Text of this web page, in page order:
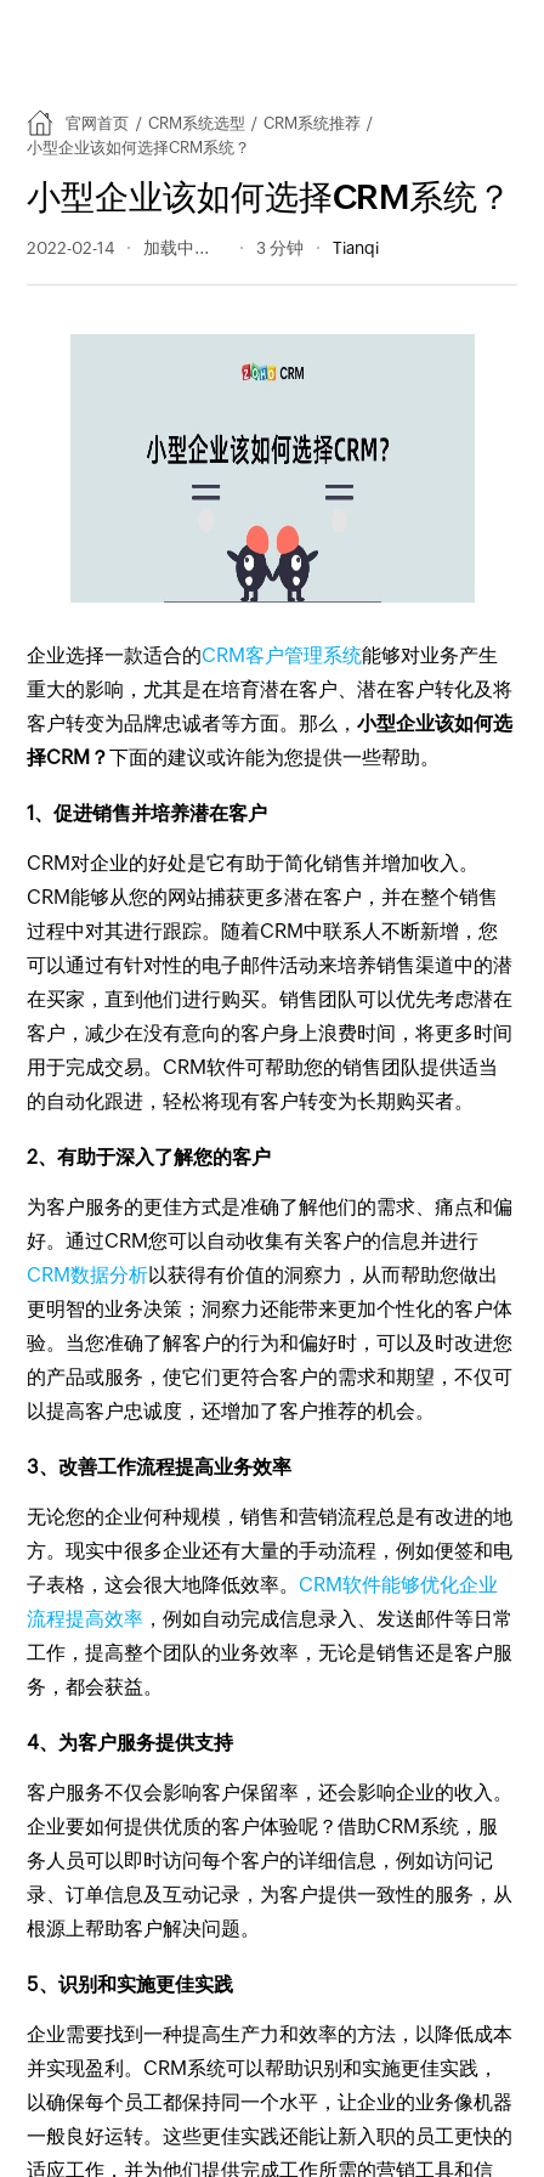
官网首页 / CRM系统选型 / CRM系统推荐 /
小型企业该如何选择CRM系统？
小型企业该如何选择CRM系统？
2022-02-14 328 阅读量 3 分钟 Tianqi
企业选择一款适合的CRM客户管理系统能够对业务产生
重大的影响，尤其是在培育潜在客户、潜在客户转化及将
客户转变为品牌忠诚者等方面。那么，小型企业该如何选
择CRM？下面的建议或许能为您提供一些帮助。
1、促进销售并培养潜在客户
CRM对企业的好处是它有助于简化销售并增加收入。
CRM能够从您的网站捕获更多潜在客户，并在整个销售
过程中对其进行跟踪。随着CRM中联系人不断新增，您
可以通过有针对性的电子邮件活动来培养销售渠道中的潜
在买家，直到他们进行购买。销售团队可以优先考虑潜在
客户，减少在没有意向的客户身上浪费时间，将更多时间
用于完成交易。CRM软件可帮助您的销售团队提供适当
的自动化跟进，轻松将现有客户转变为长期购买者。
2、有助于深入了解您的客户
为客户服务的更佳方式是准确了解他们的需求、痛点和偏
好。通过CRM您可以自动收集有关客户的信息并进行
CRM数据分析以获得有价值的洞察力，从而帮助您做出
更明智的业务决策；洞察力还能带来更加个性化的客户体
验。当您准确了解客户的行为和偏好时，可以及时改进您
的产品或服务，使它们更符合客户的需求和期望，不仅可
以提高客户忠诚度，还增加了客户推荐的机会。
3、改善工作流程提高业务效率
无论您的企业何种规模，销售和营销流程总是有改进的地
方。现实中很多企业还有大量的手动流程，例如便签和电
子表格，这会很大地降低效率。 CRM软件能够优化企业
流程提高效率 ，例如自动完成信息录入、发送邮件等日常
工作，提高整个团队的业务效率，无论是销售还是客户服
务，都会获益。
4、为客户服务提供支持
客户服务不仅会影响客户保留率，还会影响企业的收入。
企业要如何提供优质的客户体验呢？借助CRM系统，服
务人员可以即时访问每个客户的详细信息，例如访问记
录、订单信息及互动记录，为客户提供一致性的服务，从
根源上帮助客户解决问题。
5、识别和实施更佳实践
企业需要找到一种提高生产力和效率的方法，以降低成本
并实现盈利。CRM系统可以帮助识别和实施更佳实践，
以确保每个员工都保持同一个水平，让企业的业务像机器
一般良好运转。这些更佳实践还能让新入职的员工更快的
适应工作，并为他们提供完成工作所需的营销工具和信